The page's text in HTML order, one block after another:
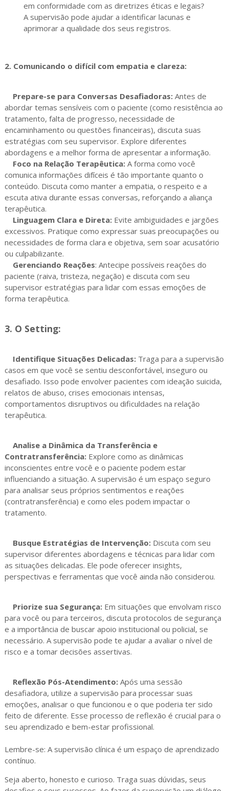
em conformidade com as diretrizes éticas e legais?
A supervisão pode ajudar a identificar lacunas e
aprimorar a qualidade dos seus registros.
2. Comunicando o difícil com empatia e clareza:
Prepare-se para Conversas Desafiadoras:Antes de
abordar temas sensíveis com o paciente (como resistência ao
tratamento, falta de progresso, necessidade de
encaminhamento ou questões financeiras), discuta suas
estratégias com seu supervisor. Explore diferentes
abordagens e a melhor forma de apresentar a informação.
Foco na Relação Terapêutica:A forma como você
comunica informações difíceis é tão importante quanto o
conteúdo. Discuta como manter a empatia, o respeito e a
escuta ativa durante essas conversas, reforçando a aliança
terapêutica.
Linguagem Clara e Direta: Evite ambiguidades e jargões
excessivos. Pratique como expressar suas preocupações ou
necessidades de forma clara e objetiva, sem soar acusatório
ou culpabilizante.
Gerenciando Reações: Antecipe possíveis reações do
paciente (raiva, tristeza, negação) e discuta com seu
supervisor estratégias para lidar com essas emoções de
forma terapêutica.
3. O Setting:
Identifique Situações Delicadas:Traga para a supervisão
casos em que você se sentiu desconfortável, inseguro ou
desafiado. Isso pode envolver pacientes com ideação suicida,
relatos de abuso, crises emocionais intensas,
comportamentos disruptivos ou dificuldades na relação
terapêutica.
Analise a Dinâmica da Transferência e
Contratransferência:Explore como as dinâmicas
inconscientes entre você e o paciente podem estar
influenciando a situação. A supervisão é um espaço seguro
para analisar seus próprios sentimentos e reações
(contratransferência) e como eles podem impactar o
tratamento.
Busque Estratégias de Intervenção:Discuta com seu
supervisor diferentes abordagens e técnicas para lidar com
as situações delicadas. Ele pode oferecer insights,
perspectivas e ferramentas que você ainda não considerou.
Priorize sua Segurança:Em situações que envolvam risco
para você ou para terceiros, discuta protocolos de segurança
e a importância de buscar apoio institucional ou policial, se
necessário. A supervisão pode te ajudar a avaliar o nível de
risco e a tomar decisões assertivas.
Reflexão Pós-Atendimento:Após uma sessão
desafiadora, utilize a supervisão para processar suas
emoções, analisar o que funcionou e o que poderia ter sido
feito de diferente. Esse processo de reflexão é crucial para o
seu aprendizado e bem-estar profissional.
Lembre-se: A supervisão clínica é um espaço de aprendizado
contínuo.
Seja aberto, honesto e curioso. Traga suas dúvidas, seus